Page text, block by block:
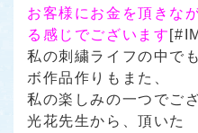
お客様にお金を頂きな
る感じでございます
私の刺繍ライフの中でも
ボ作品作りもまた、
私の楽しみの一つでご
光花先生から、頂いた